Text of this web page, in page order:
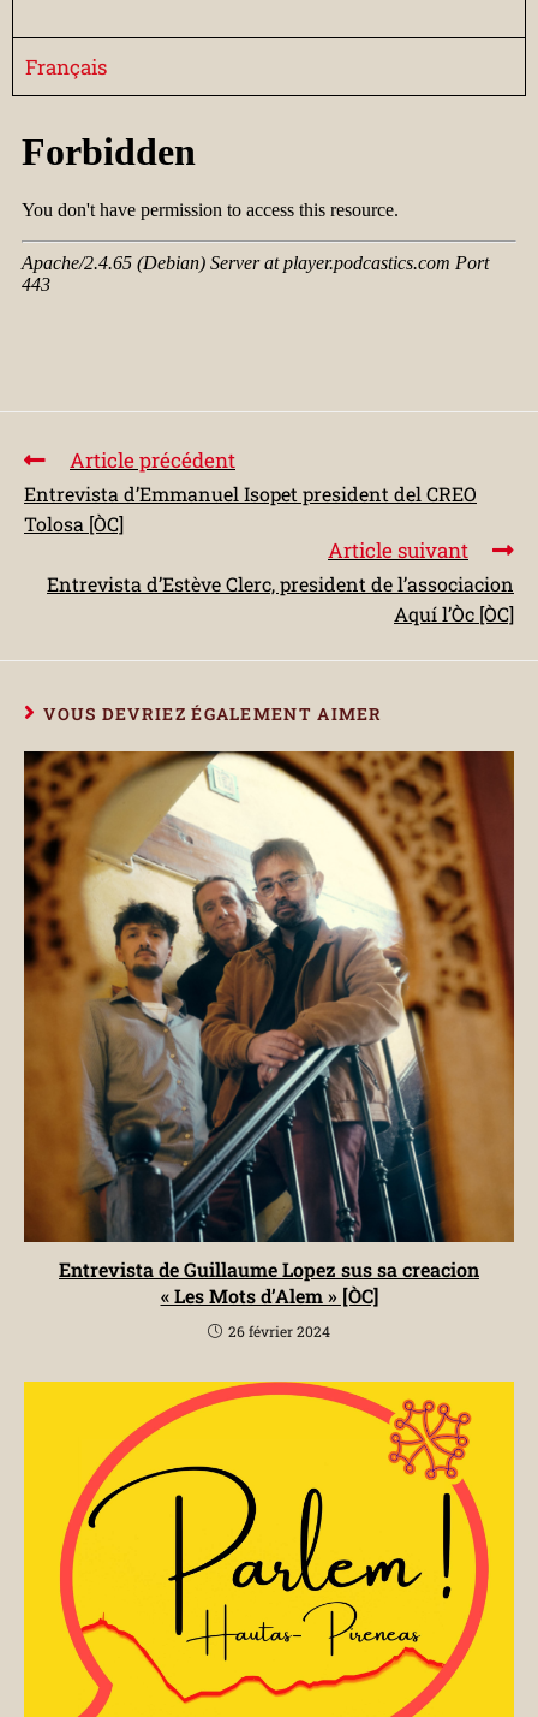
Français
Article précédent
Entrevista d’Emmanuel Isopet president del CREO
Tolosa [ÒC]
Article suivant
Entrevista d’Estève Clerc, president de l’associacion
Aquí l’Òc [ÒC]
VOUS DEVRIEZ ÉGALEMENT AIMER
Entrevista de Guillaume Lopez sus sa creacion
« Les Mots d’Alem » [ÒC]
26 février 2024